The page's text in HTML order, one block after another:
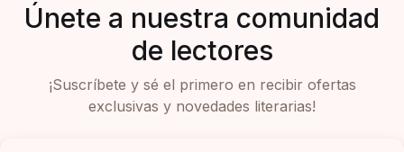
Únete a nuestra comunidad
de lectores
¡Suscríbete y sé el primero en recibir ofertas
exclusivas y novedades literarias!